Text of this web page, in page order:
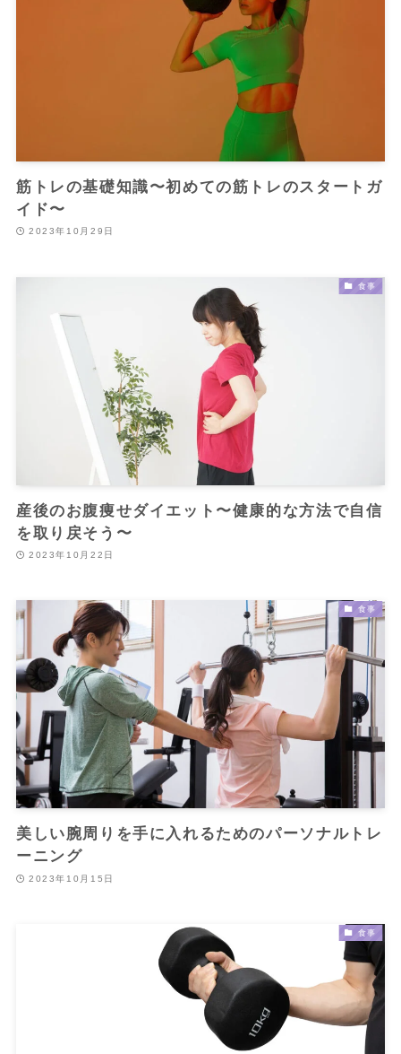
筋トレの基礎知識〜初めての筋トレのスタートガ
イド〜
2023年10月29日
食事
産後のお腹痩せダイエット〜健康的な方法で自信
を取り戻そう〜
2023年10月22日
食事
美しい腕周りを手に入れるためのパーソナルトレ
ーニング
2023年10月15日
食事